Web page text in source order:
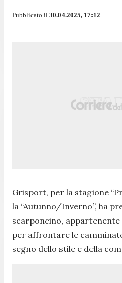
Pubblicato il 30.04.2025, 17:12
Grisport, per la stagione
la “Autunno/Inverno”, ha
scarponcino, appartenente
per affrontare le
segno dello stile e della